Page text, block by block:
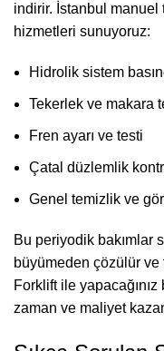
indirir. İstanbul manuel
hizmetleri sunuyoruz:
Hidrolik sistem
Tekerlek ve makara
Fren ayarı ve testi
Çatal düzlemlik
Genel temizlik ve
Bu periyodik bakımlar
büyümeden çözülür ve
Forklift ile
zaman ve maliyet